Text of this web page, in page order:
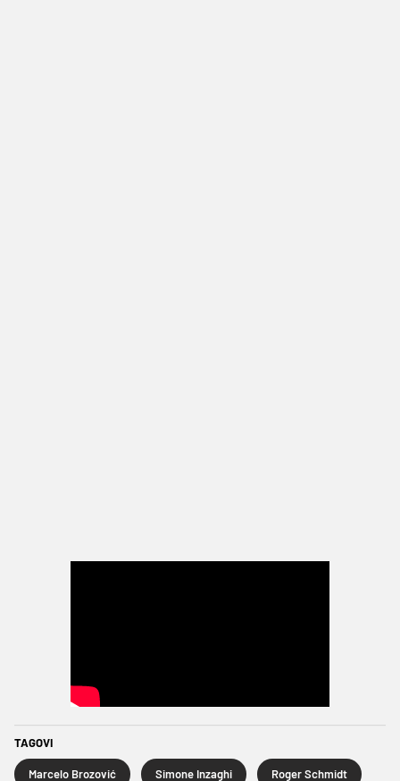
TAGOVI
Marcelo Brozović Simone Inzaghi Roger Schmidt